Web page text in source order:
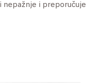
nepažnje i preporučuje